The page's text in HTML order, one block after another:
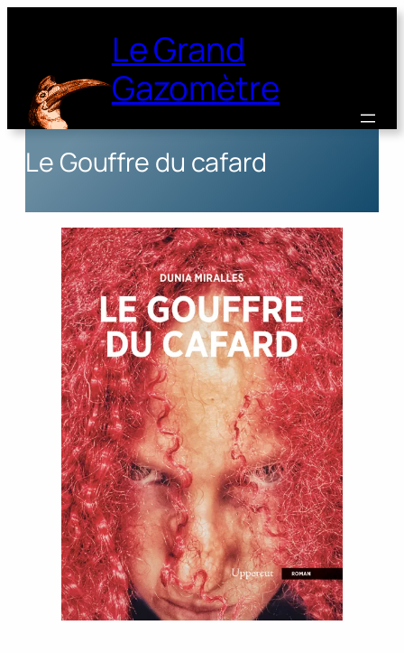
Le Grand
Gazomètre
Le Gouffre du cafard